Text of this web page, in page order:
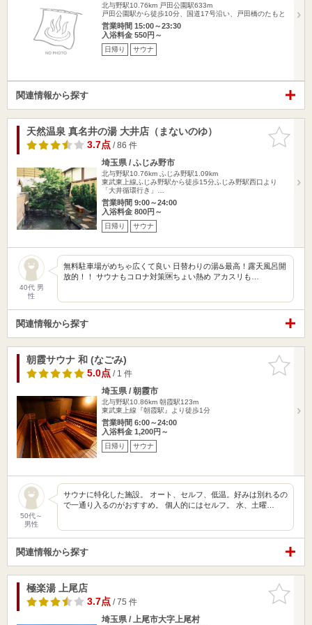
北与野駅10.76km 戸田公園駅633m
戸田公園駅から徒歩10分、国道17号沿い、戸田橋のたもと
営業時間 15:00～23:30
入浴料金 550円～
日帰り サウナ
関連情報から探す
お気に入
りに追加
天然温泉 真名井の湯 大井店（まないのゆ）
3.7点/ 86 件
埼玉県 / ふじみ野市
北与野駅10.76km ふじみ野駅1.09km
東武東上線ふじみ野駅から徒歩15分ふじみ野駅西口より
「大井循環行き」…
営業時間 9:00～24:00
入浴料金 800円～
日帰り サウナ
40代 男
性
無料駐車場がめちゃ広くて良い 日替わりの湯♨️最高！露天風呂開
放的！！ サウナもコロナ対策🆗ちょい熱め アカスリも…
関連情報から探す
お気に入
りに追加
朝霞サウナ 和 (なごみ)
5.0点/ 1 件
埼玉県 / 朝霞市
北与野駅10.86km 朝霞駅123m
東武東上線『朝霞駅』より徒歩1分
営業時間 6:00～24:00
入浴料金 1,200円～
日帰り サウナ
50代～
男性
サウナに特化した施設。 オート、セルフ、低温。好みは別れるの
で一通り入るのがおすすめ。 個人的にはセルフ。 水、土曜…
関連情報から探す
お気に入
りに追加
極楽湯 上尾店
3.7点/ 75 件
埼玉県 / 上尾市大字上尾村